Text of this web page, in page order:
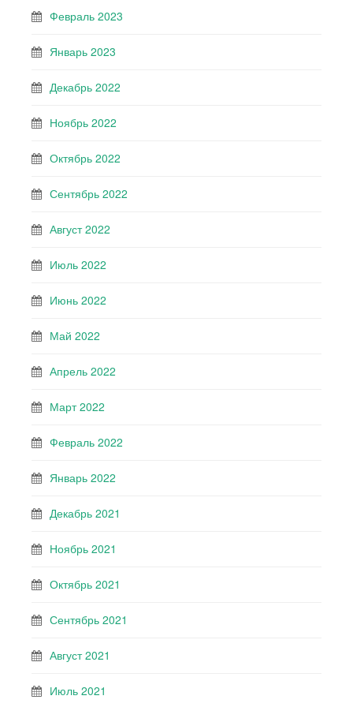
Февраль 2023
Январь 2023
Декабрь 2022
Ноябрь 2022
Октябрь 2022
Сентябрь 2022
Август 2022
Июль 2022
Июнь 2022
Май 2022
Апрель 2022
Март 2022
Февраль 2022
Январь 2022
Декабрь 2021
Ноябрь 2021
Октябрь 2021
Сентябрь 2021
Август 2021
Июль 2021